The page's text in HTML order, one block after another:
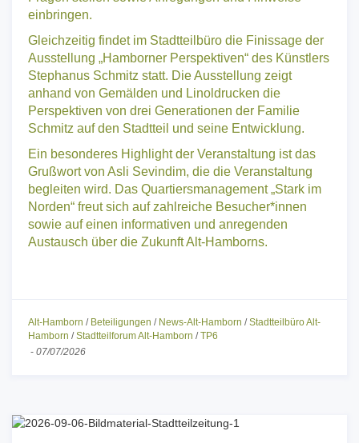
Fragen stellen sowie Anregungen und Hinweise
Gleichzeitig findet im Stadtteilbüro die Finissage der
Ausstellung „Hamborner Perspektiven“ des Künstlers
Stephanus Schmitz statt. Die Ausstellung zeigt
anhand von Gemälden und Linoldrucken die
Perspektiven von drei Generationen der Familie
Ein besonderes Highlight der Veranstaltung ist das
Grußwort von Asli Sevindim, die die Veranstaltung
begleiten wird. Das Quartiersmanagement „Stark im
Norden“ freut sich auf zahlreiche Besucher*innen
sowie auf einen informativen und anregenden
Alt-Hamborn/Beteiligungen/News-Alt-Hamborn
Hamborn/Stadtteilforum Alt-Hamborn